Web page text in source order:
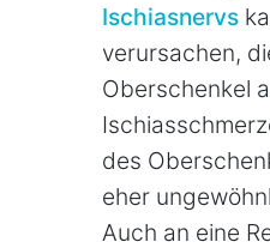
Ischiasnervs
verursachen,
Oberschenkel
des
eher
Auch an eine